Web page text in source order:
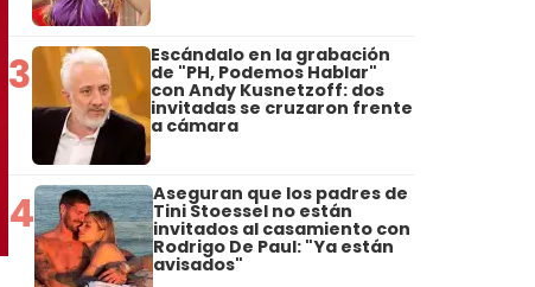
3 Escándalo en la grabación
de "PH, Podemos Hablar"
con Andy Kusnetzoff: dos
invitadas se cruzaron frente
a cámara
4 Aseguran que los padres de
Tini Stoessel no están
invitados al casamiento con
Rodrigo De Paul: "Ya están
avisados"